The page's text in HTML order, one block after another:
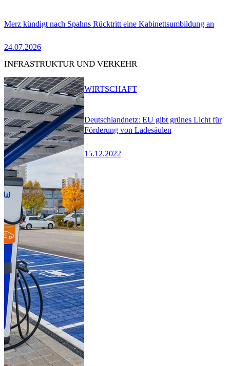
Merz kündigt nach Spahns Rücktritt eine Kabinettsumbildung an
24.07.2026
INFRASTRUKTUR UND VERKEHR
Deutschlandnetz: EU gibt grünes Licht für
Förderung von Ladesäulen
15.12.2022
WIRTSCHAFT